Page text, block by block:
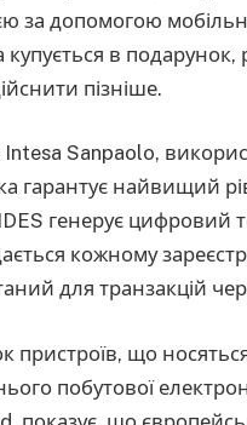
за допомогою
в подарунок,
пізніше.
Intesa Sanpaolo,
гарантує найвищий
генерує цифровий
кожному
для транзакцій
що
побутової